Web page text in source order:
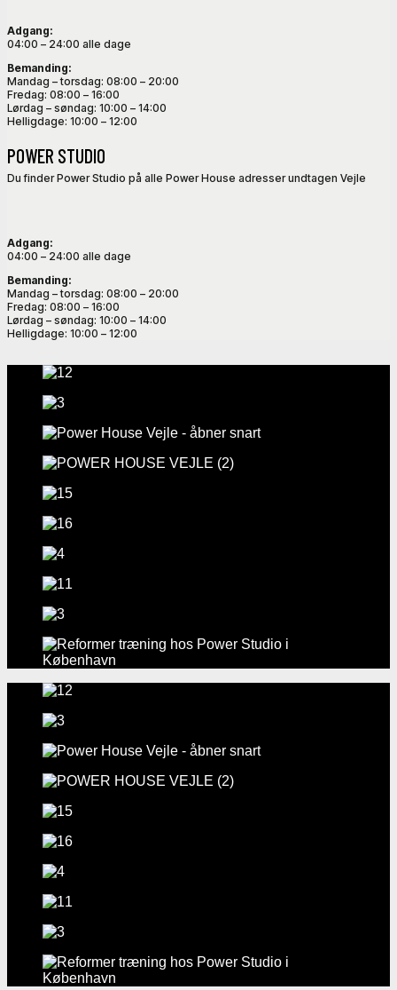
Adgang:
04:00 – 24:00 alle dage
Bemanding:
Mandag – torsdag: 08:00 – 20:00
Fredag: 08:00 – 16:00
Lørdag – søndag: 10:00 – 14:00
Helligdage: 10:00 – 12:00
POWER STUDIO
Du finder Power Studio på alle Power House adresser undtagen Vejle
Adgang:
04:00 – 24:00 alle dage
Bemanding:
Mandag – torsdag: 08:00 – 20:00
Fredag: 08:00 – 16:00
Lørdag – søndag: 10:00 – 14:00
Helligdage: 10:00 – 12:00